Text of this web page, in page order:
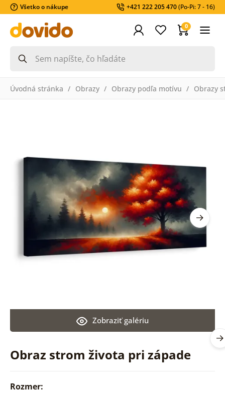
Všetko o nákupe +421 222 205 470(Po-Pi: 7 - 16)
0
Úvodná stránka Obrazy Obrazy podľa motívu Obrazy
Obraz strom života pri západe
Zobraziť galériu
Rozmer: